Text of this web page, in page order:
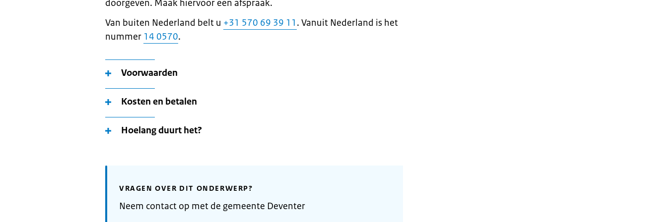
doorgeven. Maak hiervoor een afspraak.
Van buiten Nederland belt u +31 570 69 39 11 . Vanuit Nederland is het
nummer 14 0570.
Voorwaarden
Kosten en betalen
Hoelang duurt het?
VRAGEN OVER DIT ONDERWERP?
Neem contact op met de gemeente Deventer